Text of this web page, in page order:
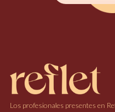
Los profesionales presentes en